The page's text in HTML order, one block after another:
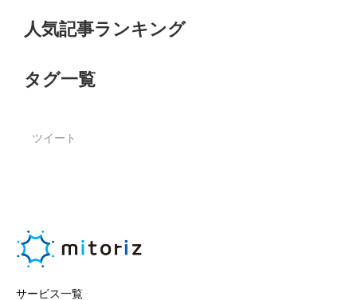
人気記事ランキング
タグ一覧
ツイート
サービス一覧